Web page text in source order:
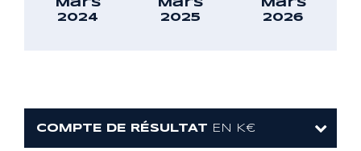
Mars
2024
Mars
2025
Mars
2026
COMPTE DE RÉSULTAT EN K€